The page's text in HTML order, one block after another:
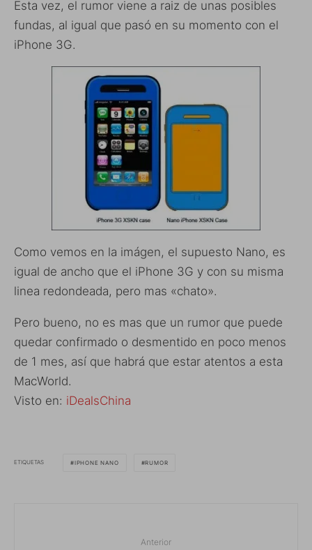
Esta vez, el rumor viene a raiz de unas posibles
fundas, al igual que pasó en su momento con el
iPhone 3G.
Como vemos en la imágen, el supuesto Nano, es
igual de ancho que el iPhone 3G y con su misma
linea redondeada, pero mas «chato».
Pero bueno, no es mas que un rumor que puede
quedar confirmado o desmentido en poco menos
de 1 mes, así que habrá que estar atentos a esta
MacWorld.
Visto en: iDealsChina
ETIQUETAS IPHONE NANO RUMOR
Anterior